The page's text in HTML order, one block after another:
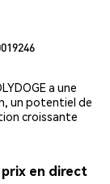
a une
un potentiel de
croissante
prix en direct